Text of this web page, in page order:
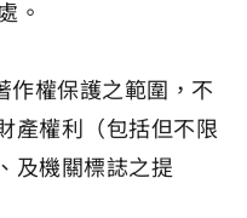
。
作權保護之範圍，不
產權利（包括但不限
及機關標誌之提